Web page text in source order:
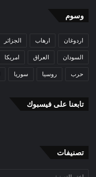
وسوم
اردوغان ارهاب الجزائر
السودان العراق امريكا
حرب روسيا سوريا
تابعنا على فيسبوك
تصنيفات
تصنيفات